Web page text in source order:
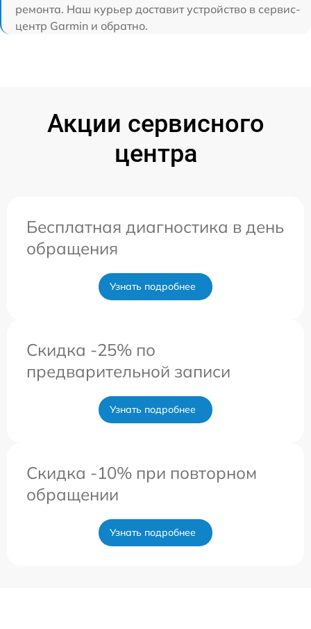
ремонта. Наш курьер доставит устройство в сервис-
центр Garmin и обратно.
Акции сервисного
центра
Бесплатная диагностика в день
обращения
Узнать подробнее
Скидка -25% по
предварительной записи
Узнать подробнее
Скидка -10% при повторном
обращении
Узнать подробнее